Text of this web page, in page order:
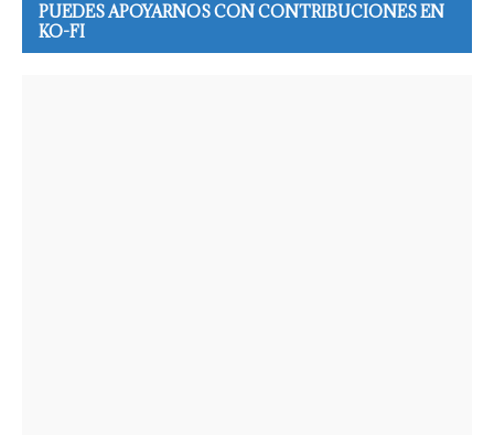
PUEDES APOYARNOS CON CONTRIBUCIONES EN
KO-FI